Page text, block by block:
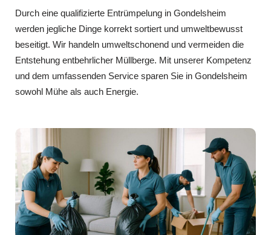
Durch eine qualifizierte Entrümpelung in Gondelsheim
werden jegliche Dinge korrekt sortiert und umweltbewusst
beseitigt. Wir handeln umweltschonend und vermeiden die
Entstehung entbehrlicher Müllberge. Mit unserer Kompetenz
und dem umfassenden Service sparen Sie in Gondelsheim
sowohl Mühe als auch Energie.